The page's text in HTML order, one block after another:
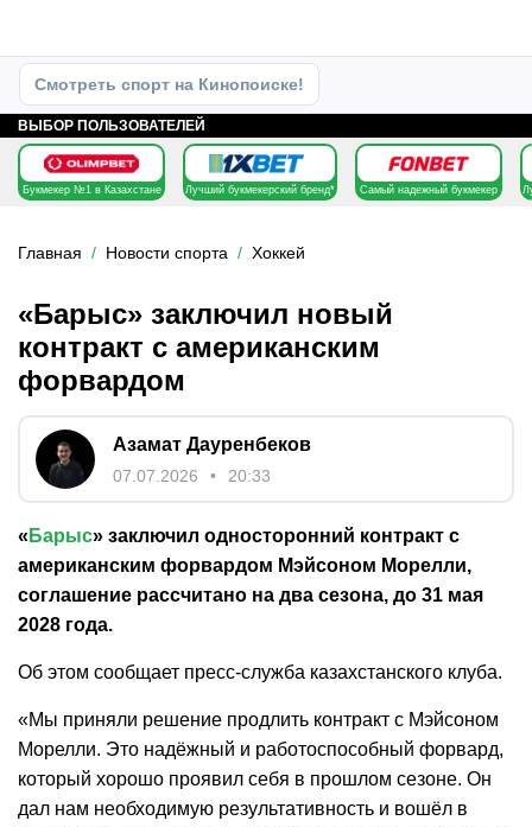
Смотреть спорт на Кинопоиске!
ВЫБОР ПОЛЬЗОВАТЕЛЕЙ
Букмекер №1 в Казахстане Лучший букмекерский бренд* Самый надежный букмекер
Главная Новости спорта Хоккей
«Барыс» заключил новый
контракт с американским
форвардом
Азамат Дауренбеков
07.07.2026 20:33
« Барыс» заключил односторонний контракт с
американским форвардом Мэйсоном Морелли,
соглашение рассчитано на два сезона, до 31 мая
2028 года.
Об этом сообщает пресс-служба казахстанского клуба.
«Мы приняли решение продлить контракт с Мэйсоном
Морелли. Это надёжный и работоспособный форвард,
который хорошо проявил себя в прошлом сезоне. Он
дал нам необходимую результативность и вошёл в